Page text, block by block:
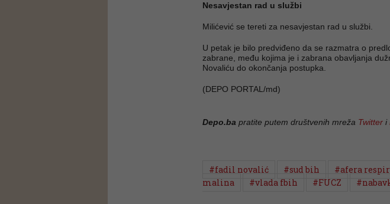
Nesavjestan rad u službi
Milićević se tereti za nesavjestan rad u službi.
U petak je bilo predviđeno da se razmatra o
zabrane, među kojima je i zabrana obavljanja
Novaliću do okončanja postupka.
(DEPO PORTAL/md)
Depo.ba pratite putem društvenih mreža Twitter i
#fadil novalić #sud bih #afera
malina
#vlada fbih #FUCZ